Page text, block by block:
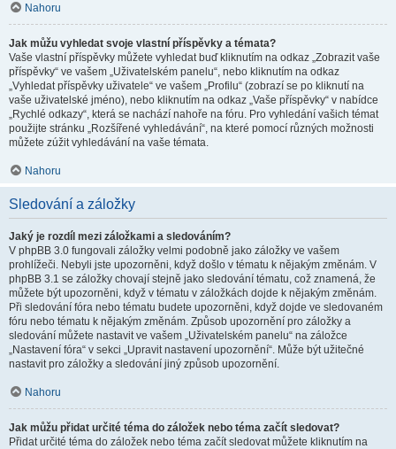
Nahoru
Jak můžu vyhledat svoje vlastní příspěvky a témata?
Vaše vlastní příspěvky můžete vyhledat buď kliknutím na odkaz „Zobrazit vaše
příspěvky“ ve vašem „Uživatelském panelu“, nebo kliknutím na odkaz
„Vyhledat příspěvky uživatele“ ve vašem „Profilu“ (zobrazí se po kliknutí na
vaše uživatelské jméno), nebo kliknutím na odkaz „Vaše příspěvky“ v nabídce
„Rychlé odkazy“, která se nachází nahoře na fóru. Pro vyhledání vašich témat
použijte stránku „Rozšířené vyhledávání“, na které pomocí různých možnosti
můžete zúžit vyhledávání na vaše témata.
Nahoru
Sledování a záložky
Jaký je rozdíl mezi záložkami a sledováním?
V phpBB 3.0 fungovali záložky velmi podobně jako záložky ve vašem
prohlížeči. Nebyli jste upozorněni, když došlo v tématu k nějakým změnám. V
phpBB 3.1 se záložky chovají stejně jako sledování tématu, což znamená, že
můžete být upozorněni, když v tématu v záložkách dojde k nějakým změnám.
Při sledování fóra nebo tématu budete upozorněni, když dojde ve sledovaném
fóru nebo tématu k nějakým změnám. Způsob upozornění pro záložky a
sledování můžete nastavit ve vašem „Uživatelském panelu“ na záložce
„Nastavení fóra“ v sekci „Upravit nastavení upozornění“. Může být užitečné
nastavit pro záložky a sledování jiný způsob upozornění.
Nahoru
Jak můžu přidat určité téma do záložek nebo téma začít sledovat?
Přidat určité téma do záložek nebo téma začít sledovat můžete kliknutím na